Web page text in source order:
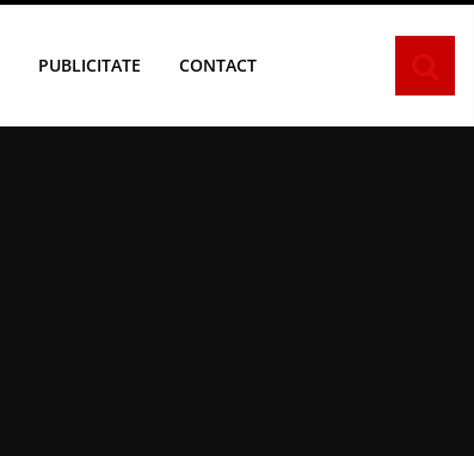
PUBLICITATE CONTACT